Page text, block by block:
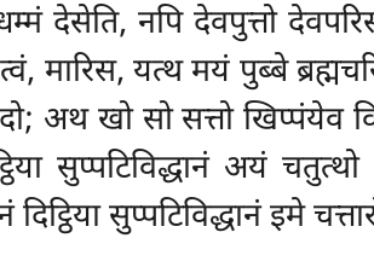
धम्मं देसेति, नपि देवपुत्तो
मारिस, यत्थ मयं पुब्बे
अथ खो सो सत्तो खिप्पंयेव
सुप्पटिविद्धानं अयं
सुप्पटिविद्धानं इमे